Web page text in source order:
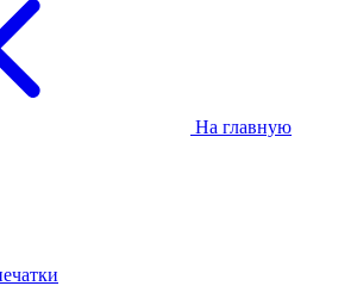
На главную